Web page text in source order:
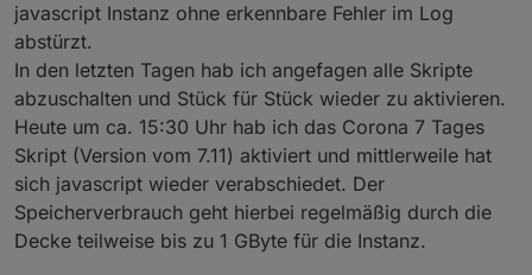
javascript Instanz ohne erkennbare Fehler im Log
abstürzt.
In den letzten Tagen hab ich angefagen alle Skripte
abzuschalten und Stück für Stück wieder zu aktivieren.
Heute um ca. 15:30 Uhr hab ich das Corona 7 Tages
Skript (Version vom 7.11) aktiviert und mittlerweile hat
sich javascript wieder verabschiedet. Der
Speicherverbrauch geht hierbei regelmäßig durch die
Decke teilweise bis zu 1 GByte für die Instanz.